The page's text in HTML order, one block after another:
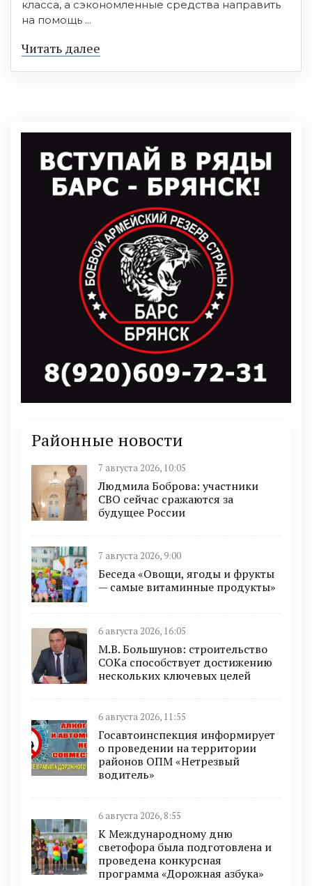
класса, а сэкономленные средства направить
на помощь ...
Читать далее
Районные новости
7 августа 2026, 10:05
Людмила Боброва: участники
СВО сейчас сражаются за
будущее России
7 августа 2026, 9:00
Беседа «Овощи, ягоды и фрукты
— самые витаминные продукты»
6 августа 2026, 16:05
М.В. Большунов: строительство
СОКа способствует достижению
нескольких ключевых целей
6 августа 2026, 11:55
Госавтоинспекция информирует
о проведении на территории
районов ОПМ «Нетрезвый
водитель»
6 августа 2026, 8:55
К Международному дню
светофора была подготовлена и
проведена конкурсная
программа «Дорожная азбука»